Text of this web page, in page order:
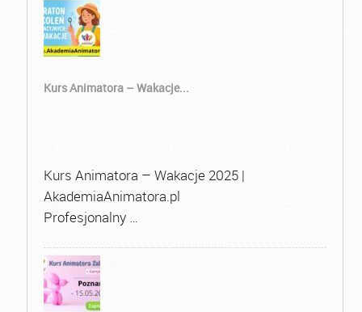
Kurs Animatora – Wakacje...
Kurs Animatora – Wakacje 2025 |
AkademiaAnimatora.pl
Profesjonalny …